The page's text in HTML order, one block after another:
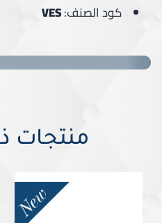
كود الصنف:VES
منتجات